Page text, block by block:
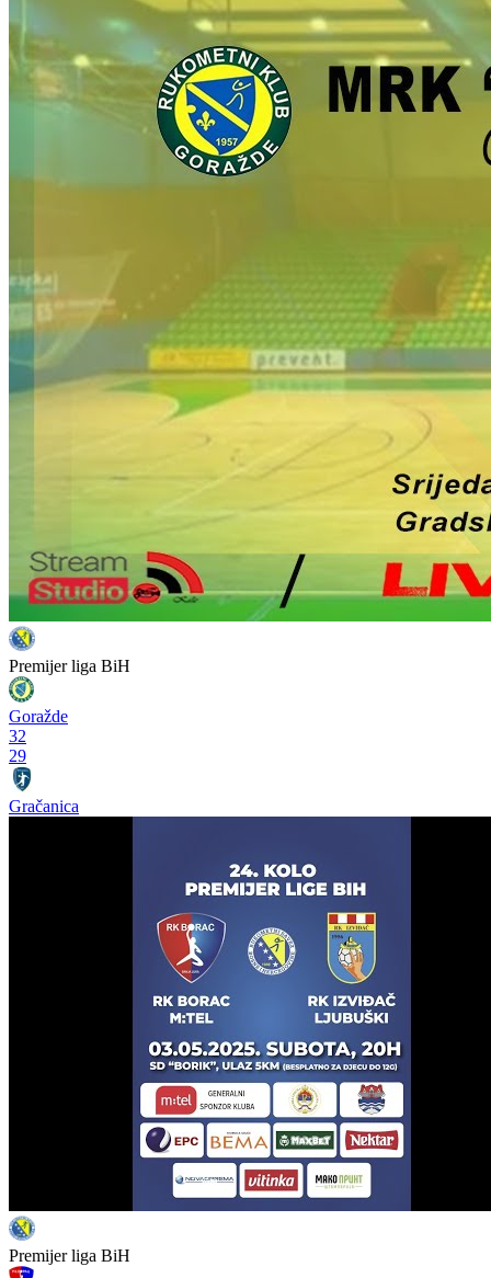
Premijer liga BiH
Goražde
32
29
Gračanica
Premijer liga BiH